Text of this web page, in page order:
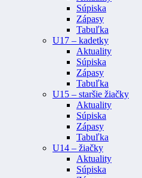
Súpiska
Zápasy
Tabuľka
U17 – kadetky
Aktuality
Súpiska
Zápasy
Tabuľka
U15 – staršie žiačky
Aktuality
Súpiska
Zápasy
Tabuľka
U14 – žiačky
Aktuality
Súpiska